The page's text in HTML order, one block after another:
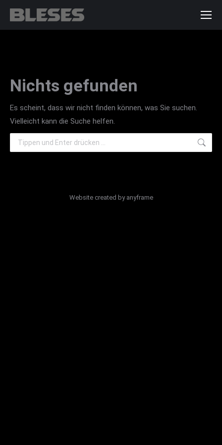
Nichts gefunden
Es scheint, dass wir nicht finden können, was Sie suchen.
Vielleicht kann die Suche helfen.
Search:
Website created by anyframe